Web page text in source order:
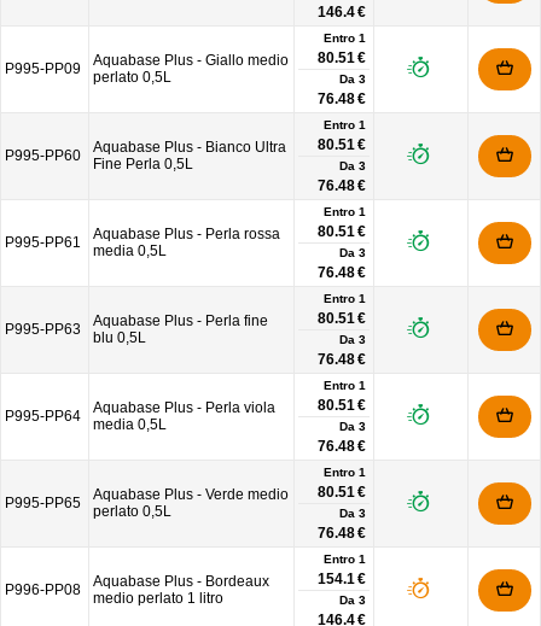
146.4 €
P995-PP09
Aquabase Plus - Giallo medio
perlato 0,5L
Entro 1
80.51 €
Da 3
76.48 €
P995-PP60
Aquabase Plus - Bianco Ultra
Fine Perla 0,5L
Entro 1
80.51 €
Da 3
76.48 €
P995-PP61
Aquabase Plus - Perla rossa
media 0,5L
Entro 1
80.51 €
Da 3
76.48 €
P995-PP63
Aquabase Plus - Perla fine
blu 0,5L
Entro 1
80.51 €
Da 3
76.48 €
P995-PP64
Aquabase Plus - Perla viola
media 0,5L
Entro 1
80.51 €
Da 3
76.48 €
P995-PP65
Aquabase Plus - Verde medio
perlato 0,5L
Entro 1
80.51 €
Da 3
76.48 €
P996-PP08
Aquabase Plus - Bordeaux
medio perlato 1 litro
Entro 1
154.1 €
Da 3
146.4 €